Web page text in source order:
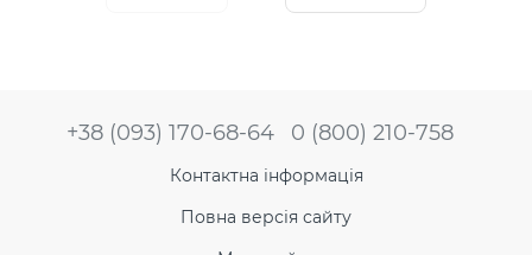
+38 (093) 170-68-64 0 (800) 210-758
Контактна інформація
Повна версія сайту